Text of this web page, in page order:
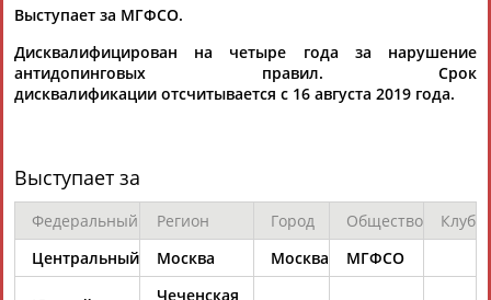
Рамазан
Тагир
Камиль
Загалав
Камалудин
АБДУЛДАУДОВ
Абдула
АБДУЛЖАЛИЛОВ
Магомед
АБДУЛКАГИРОВ
Назир
АБДУЛЛАЕВ
Выступает за МГФСО.
Дисквалифицирован на четыре года за нарушение
антидопинговых правил. Срок
дисквалификации отсчитывается с 16 августа 2019 года.
Выступает за
Федеральный Регион Город Общество
Клуб
Центральный
Москва Москва МГФСО
Чеченская